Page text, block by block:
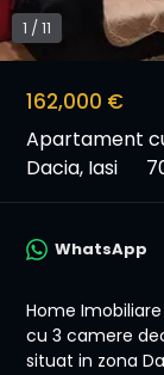
162,000 €
Apartament
Dacia, Iasi
1 /11
WhatsApp
Home
cu 3 camere
situat in zona